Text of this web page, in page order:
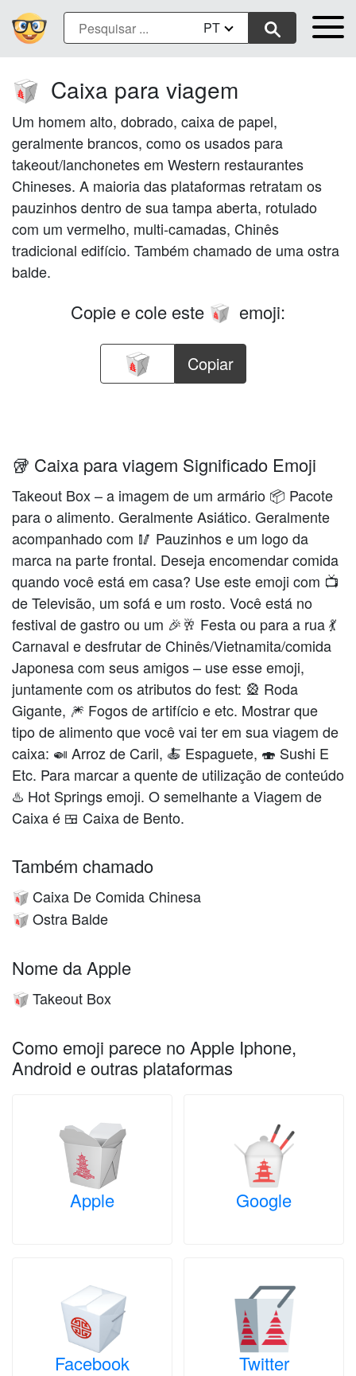
PT
🥡 Caixa para viagem
Um homem alto, dobrado, caixa de papel,
geralmente brancos, como os usados para
takeout/lanchonetes em Western restaurantes
Chineses. A maioria das plataformas retratam os
pauzinhos dentro de sua tampa aberta, rotulado
com um vermelho, multi-camadas, Chinês
tradicional edifício. Também chamado de uma ostra
balde.
Copie e cole este 🥡 emoji:
Copiar
🥡 Caixa para viagem Significado Emoji
Takeout Box – a imagem de um armário 📦 Pacote
para o alimento. Geralmente Asiático. Geralmente
acompanhado com 🥢 Pauzinhos e um logo da
marca na parte frontal. Deseja encomendar comida
quando você está em casa? Use este emoji com 📺
de Televisão, um sofá e um rosto. Você está no
festival de gastro ou um 🎉🥂 Festa ou para a rua 💃
Carnaval e desfrutar de Chinês/Vietnamita/comida
Japonesa com seus amigos – use esse emoji,
juntamente com os atributos do fest: 🎡 Roda
Gigante, 🎆 Fogos de artifício e etc. Mostrar que
tipo de alimento que você vai ter em sua viagem de
caixa: 🍛 Arroz de Caril, 🍝 Espaguete, 🍣 Sushi E
Etc. Para marcar a quente de utilização de conteúdo
♨️ Hot Springs emoji. O semelhante a Viagem de
Caixa é 🍱 Caixa de Bento.
Também chamado
🥡 Caixa De Comida Chinesa
🥡 Ostra Balde
Nome da Apple
🥡 Takeout Box
Como emoji parece no Apple Iphone,
Android e outras plataformas
Apple Google
Facebook Twitter